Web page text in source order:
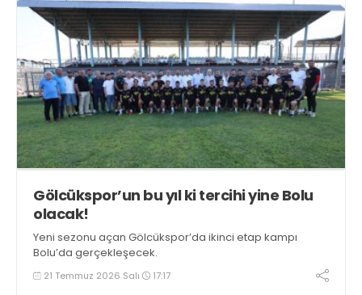
Gölcükspor’un bu yıl ki tercihi yine Bolu
olacak!
Yeni sezonu açan Gölcükspor’da ikinci etap kampı
Bolu’da gerçekleşecek.
21 Temmuz 2026 Salı 17:17